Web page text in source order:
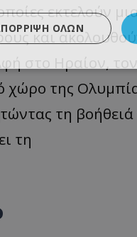
εκτελούν
και
στο Ηραίον, τον
χώρο της
τη
τη
ΌΛΩΝ